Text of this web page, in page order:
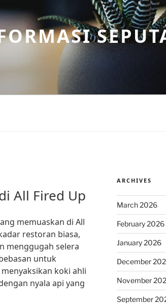
All Fired Up
memuaskan di All
restoran biasa,
menggugah selera
untuk
koki ahli
nyala api yang
ARCHIVES
March 2026
February 2026
January 2026
December
November
September